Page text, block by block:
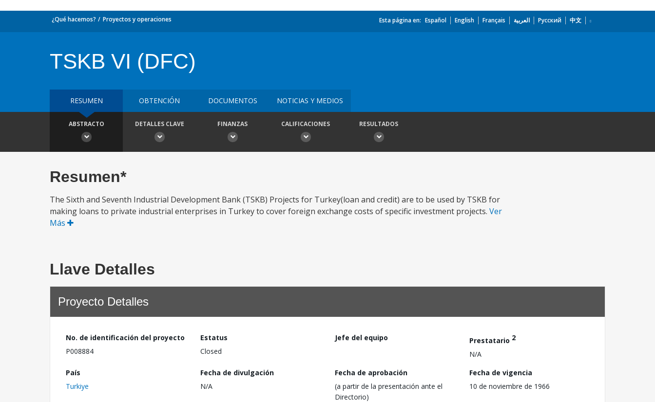
¿Qué hacemos? Proyectos y operaciones Esta página en: Español English Français العربية Русский 中文
TSKB VI (DFC)
RESUMEN OBTENCIÓN DOCUMENTOS NOTICIAS Y MEDIOS
ABSTRACTO DETALLES CLAVE FINANZAS CALIFICACIONES RESULTADOS
Resumen*
The Sixth and Seventh Industrial Development Bank (TSKB) Projects for Turkey(loan and credit) are to be used by TSKB for
making loans to private industrial enterprises in Turkey to cover foreign exchange costs of specific investment projects. Ver
Más
Llave Detalles
Proyecto Detalles
No. de identificación del proyecto
P008884
Estatus
Closed
Jefe del equipo Prestatario 2
N/A
País
Turkiye
Fecha de divulgación
N/A
Fecha de aprobación
(a partir de la presentación ante el
Directorio)
Fecha de vigencia
10 de noviembre de 1966